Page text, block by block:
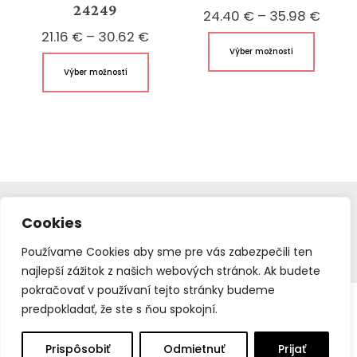
Cookies
Používame Cookies aby sme pre vás zabezpečili ten
najlepší zážitok z našich webových stránok. Ak budete
pokračovať v používaní tejto stránky budeme
predpokladať, že ste s ňou spokojní.
Prispôsobiť Odmietnuť Prijať
24249
21.16 € – 30.62 €
range:
through
Výber možností
na
stránke
produktu.
24.40 € – 35.98 €Price
Výber možností
Copyright All Rights Reserved.Mapa webstránky